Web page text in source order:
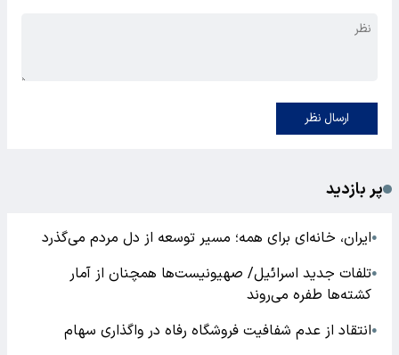
ارسال نظر
پر بازدید
●ایران، خانه‌ای برای همه؛ مسیر توسعه از دل مردم می‌گذرد
●تلفات جدید اسرائیل/ صهیونیست‌ها همچنان از آمار
کشته‌ها طفره می‌روند
●انتقاد از عدم شفافیت فروشگاه رفاه در واگذاری سهام